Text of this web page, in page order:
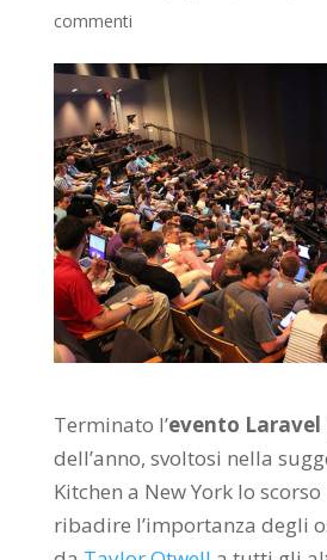
commenti
Terminato l’evento Laravel
dell’anno, svoltosi nella
Kitchen a New York lo
ribadire l’importanza degli